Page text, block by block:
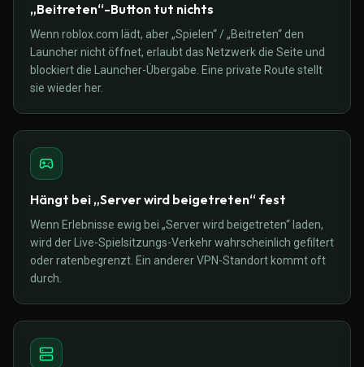
„Beitreten“-Button tut nichts
Wenn roblox.com lädt, aber „Spielen“ / „Beitreten“ den
Launcher nicht öffnet, erlaubt das Netzwerk die Seite und
blockiert die Launcher-Übergabe. Eine private Route stellt
sie wieder her.
Hängt bei „Server wird beigetreten“ fest
Wenn Erlebnisse ewig bei „Server wird beigetreten“ laden,
wird der Live-Spielsitzungs-Verkehr wahrscheinlich gefiltert
oder ratenbegrenzt. Ein anderer VPN-Standort kommt oft
durch.